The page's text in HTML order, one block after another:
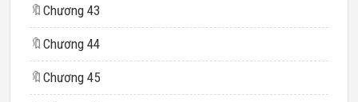
🔖 Chương 43
🔖 Chương 44
🔖 Chương 45